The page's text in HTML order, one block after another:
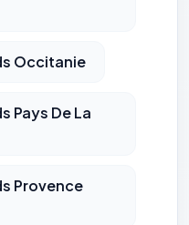
Occitanie
Pays De La
Provence